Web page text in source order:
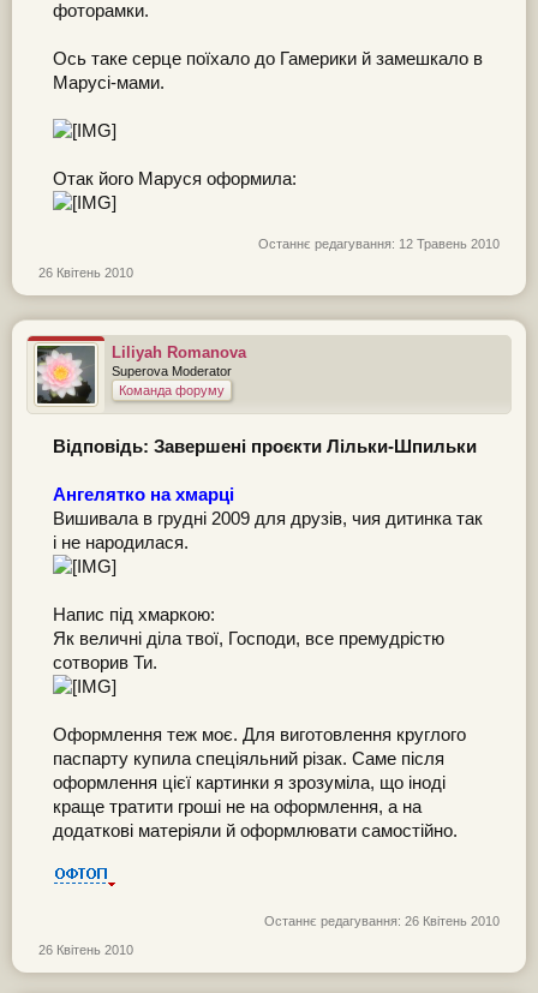
фоторамки.
Ось таке серце поїхало до Гамерики й замешкало в
Марусі-мами.
Отак його Маруся оформила:
Останнє редагування: 12 Травень 2010
26 Квітень 2010
Liliyah Romanova
Superova Moderator
Команда форуму
Відповідь: Завершені проєкти Лільки-Шпильки
Ангелятко на хмарці
Вишивала в грудні 2009 для друзів, чия дитинка так
і не народилася.
Напис під хмаркою:
Як величні діла твої, Господи, все премудрістю
сотворив Ти.
Оформлення теж моє. Для виготовлення круглого
паспарту купила спеціяльний різак. Саме після
оформлення цієї картинки я зрозуміла, що іноді
краще тратити гроші не на оформлення, а на
додаткові матеріяли й оформлювати самостійно.
Останнє редагування: 26 Квітень 2010
26 Квітень 2010